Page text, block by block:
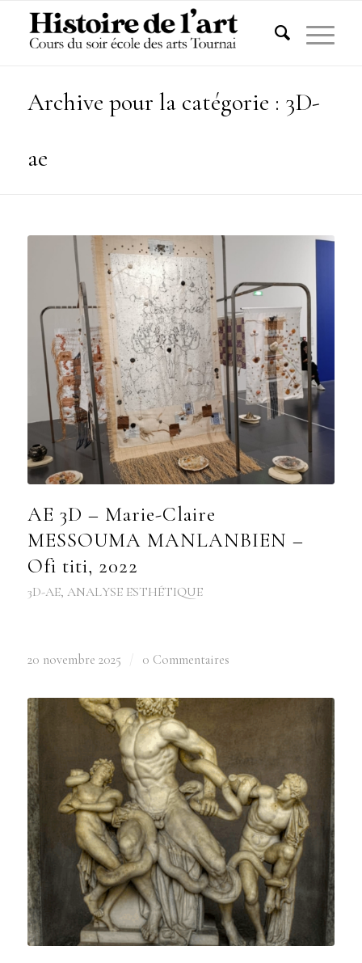
Archive pour la catégorie : 3D-
ae
AE 3D – Marie-Claire
MESSOUMA MANLANBIEN –
Ofi titi, 2022
3D-AE, ANALYSE ESTHÉTIQUE
20 novembre 2025 0 Commentaires